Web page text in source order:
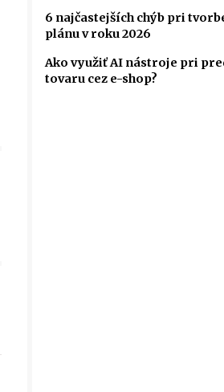
6 najčastejších chýb pri
plánu v roku 2026
Ako využiť AI nástroje pri
tovaru cez e-shop?